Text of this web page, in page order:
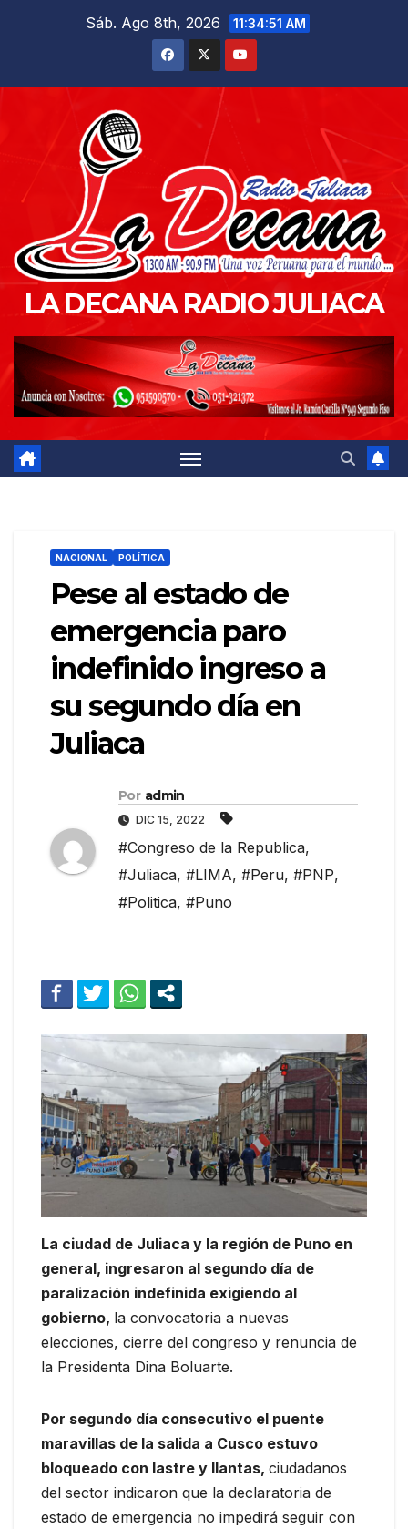
Sáb. Ago 8th, 2026 11:34:52 AM
LA DECANA RADIO JULIACA
NACIONAL POLÍTICA
Pese al estado de
emergencia paro
indefinido ingreso a
su segundo día en
Juliaca
Por admin
DIC 15, 2022
#Congreso de la Republica,
#Juliaca, #LIMA, #Peru, #PNP,
#Politica, #Puno
La ciudad de Juliaca y la región de Puno en
general, ingresaron al segundo día de
paralización indefinida exigiendo al
gobierno, la convocatoria a nuevas
elecciones, cierre del congreso y renuncia de
la Presidenta Dina Boluarte.
Por segundo día consecutivo el puente
maravillas de la salida a Cusco estuvo
bloqueado con lastre y llantas, ciudadanos
del sector indicaron que la declaratoria de
estado de emergencia no impedirá seguir con